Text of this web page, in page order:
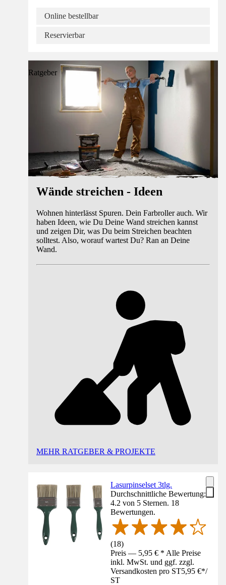
Online bestellbar
Reservierbar
Ratgeber
Wände streichen - Ideen
Wohnen hinterlässt Spuren. Dein Farbroller auch. Wir
haben Ideen, wie Du Deine Wand streichen kannst
und zeigen Dir, was Du beim Streichen beachten
solltest. Also, worauf wartest Du? Ran an Deine
Wand.
MEHR RATGEBER & PROJEKTE
Lasurpinselset 3tlg.
Durchschnittliche Bewertung:
4.2 von 5 Sternen. 18
Bewertungen.
(18)
Preis — 5,95 € * Alle Preise
inkl. MwSt. und ggf. zzgl.
Versandkosten pro ST5,95 €*/
ST